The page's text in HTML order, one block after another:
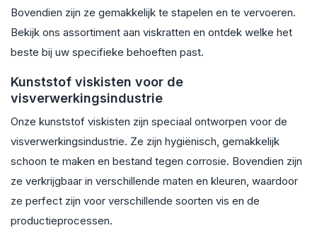
Bovendien zijn ze gemakkelijk te stapelen en te vervoeren.
Bekijk ons assortiment aan viskratten en ontdek welke het
beste bij uw specifieke behoeften past.
Kunststof viskisten voor de
visverwerkingsindustrie
Onze kunststof viskisten zijn speciaal ontworpen voor de
visverwerkingsindustrie. Ze zijn hygiënisch, gemakkelijk
schoon te maken en bestand tegen corrosie. Bovendien zijn
ze verkrijgbaar in verschillende maten en kleuren, waardoor
ze perfect zijn voor verschillende soorten vis en de
productieprocessen.